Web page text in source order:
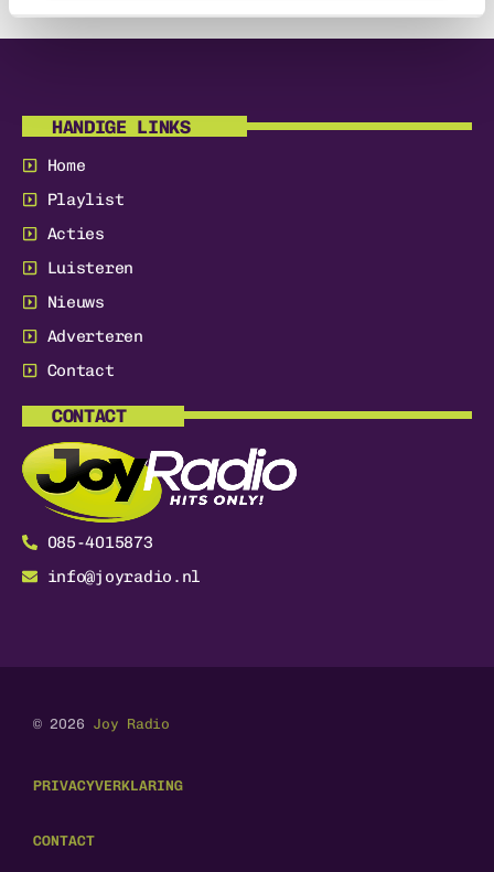
HANDIGE LINKS
Home
Playlist
Acties
Luisteren
Nieuws
Adverteren
Contact
CONTACT
085-4015873
info@joyradio.nl
© 2026 Joy Radio
PRIVACYVERKLARING
CONTACT